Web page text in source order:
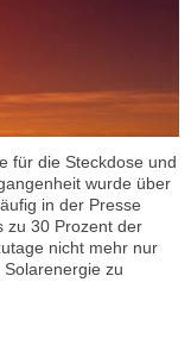
für die Steckdose und
wurde über
in der Presse
zu 30 Prozent der
nicht mehr nur
zu